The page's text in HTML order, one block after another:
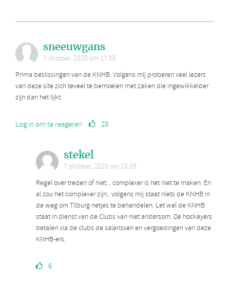
sneeuwgans
7 oktober, 2020 om 17:58
Prima beslissingen van de KNHB. Volgens mij proberen veel lezers
van deze site zich teveel te bemoeien met zaken die ingewikkelder
zijn dan het lijkt.
Log in om te reageren 28
stekel
7 oktober, 2020 om 18:39
Regel over treden of niet... complexer is het niet te maken. En
al zou het complexer zijn.. volgens mij staat niets de KNHB in
de weg om Tilburg netjes te behandelen. Let wel de KNHB
staat in dienst van de Clubs van niet andersom. De hockeyers
betalen via de clubs de salarissen en vergoedingen van deze
KNHB-ers.
6